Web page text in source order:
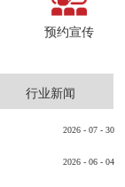
预约宣传
行业新闻
2026 - 07 - 30
2026 - 06 - 04